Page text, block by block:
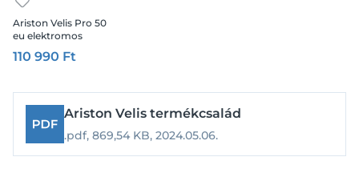
Ariston Velis Pro 50
eu elektromos
vízmelegítő "új"
110 990 Ft
Ariston Velis termékcsalád
.pdf, 869,54 KB, 2024.05.06.